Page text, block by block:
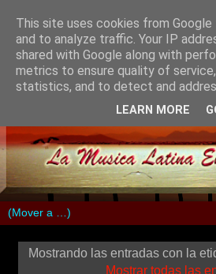
Mostrando las entradas con la
Mostrar todas las
This site uses cookies from
and to analyze traffic. Your IP
shared with Google along with
metrics to ensure quality of
statistics, and to detect and
LEARN MORE